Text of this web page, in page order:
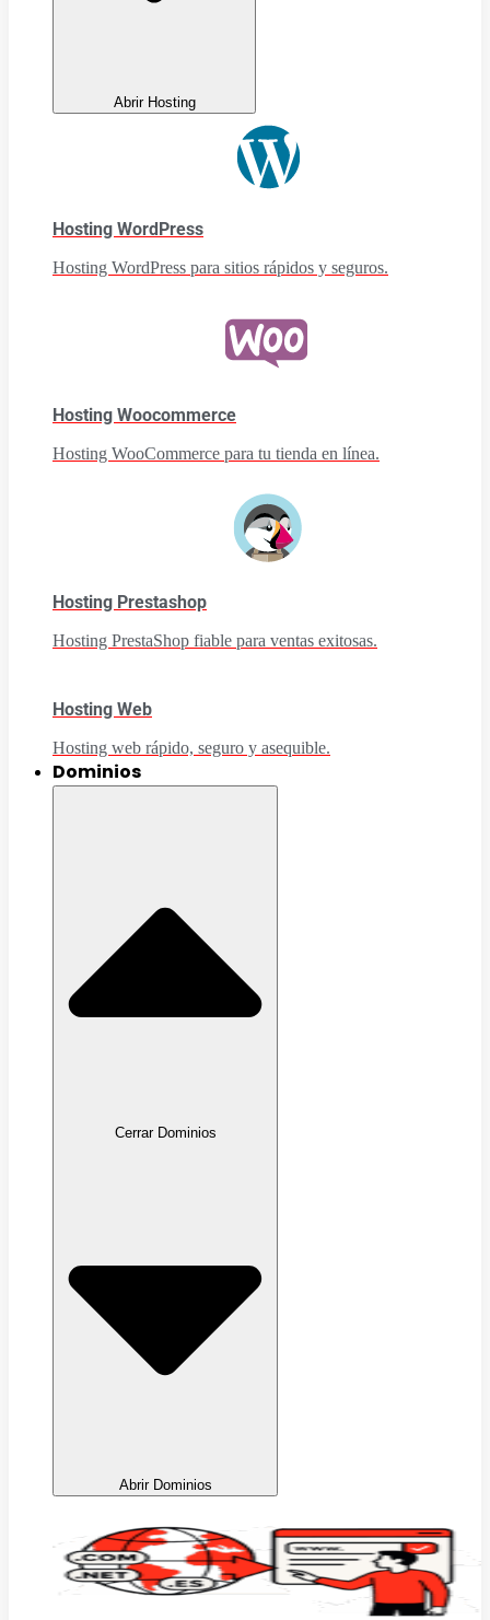
Abrir Hosting
Hosting WordPress
Hosting WordPress para sitios rápidos y seguros.
Hosting Woocommerce
Hosting WooCommerce para tu tienda en línea.
Hosting Prestashop
Hosting PrestaShop fiable para ventas exitosas.
Hosting Web
Hosting web rápido, seguro y asequible.
Dominios
Cerrar Dominios
Abrir Dominios